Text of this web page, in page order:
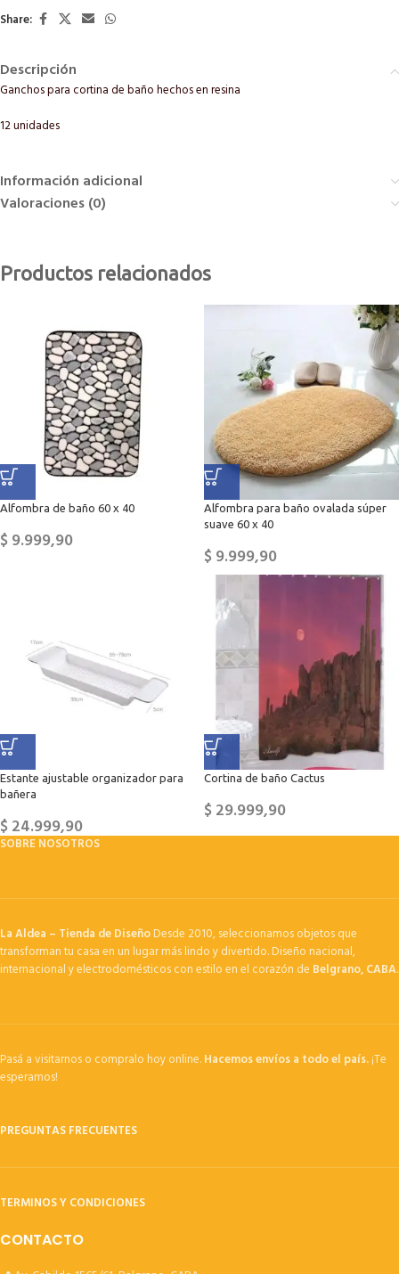
Share:
Descripción
Ganchos para cortina de baño hechos en resina
12 unidades
Información adicional
Valoraciones (0)
Productos relacionados
Alfombra de baño 60 x 40
$9.999,90
Alfombra para baño ovalada súper
suave 60 x 40
$9.999,90
Estante ajustable organizador para
bañera
$24.999,90
Cortina de baño Cactus
$29.999,90
SOBRE NOSOTROS
La Aldea – Tienda de DiseñoDesde 2010, seleccionamos objetos que
transforman tu casa en un lugar más lindo y divertido. Diseño nacional,
internacional y electrodomésticos con estilo en el corazón de Belgrano, CABA.
Pasá a visitarnos o compralo hoy online.Hacemos envíos a todo el país.¡Te
esperamos!
PREGUNTAS FRECUENTES
TERMINOS Y CONDICIONES
CONTACTO